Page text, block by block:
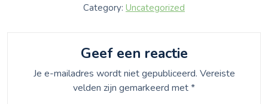
Category: Uncategorized
Geef een reactie
Je e-mailadres wordt niet gepubliceerd. Vereiste
velden zijn gemarkeerd met*